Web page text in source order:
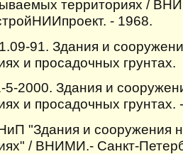
территориях /
- 1968.
91. Здания и
и просадочных грунтах.
2000. Здания и
и просадочных грунтах.
"Здания и сооружения
/ ВНИМИ.- Санкт-